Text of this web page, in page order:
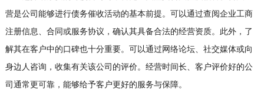
营是公司能够进行债务催收活动的基本前提。可以通过查阅企业工商
注册信息、合同或服务协议，确认其具备合法的经营资质。此外，了
解其在客户中的口碑也十分重要。可以通过网络论坛、社交媒体或向
身边人咨询，收集有关该公司的评价。经营时间长、客户评价好的公
司通常更可靠，能够给予客户更好的服务与保障。